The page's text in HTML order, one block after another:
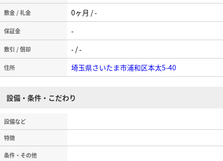
敷金 / 礼金 0ヶ月 / -
保証金 -
敷引 / 償却 - / -
住所 埼玉県さいたま市浦和区本太5-40
設備・条件・こだわり
設備など
特徴
条件・その他